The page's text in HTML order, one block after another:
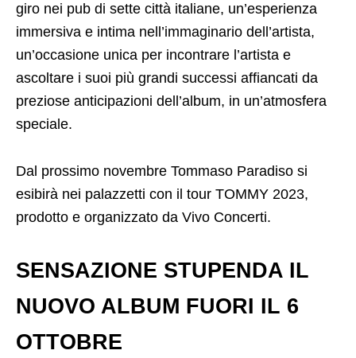
giro nei pub di sette città italiane, un’esperienza
immersiva e intima nell’immaginario dell’artista,
un’occasione unica per incontrare l’artista e
ascoltare i suoi più grandi successi affiancati da
preziose anticipazioni dell’album, in un’atmosfera
speciale.
Dal prossimo novembre Tommaso Paradiso si
esibirà nei palazzetti con il tour TOMMY 2023,
prodotto e organizzato da Vivo Concerti.
SENSAZIONE STUPENDA IL
NUOVO ALBUM FUORI IL 6
OTTOBRE